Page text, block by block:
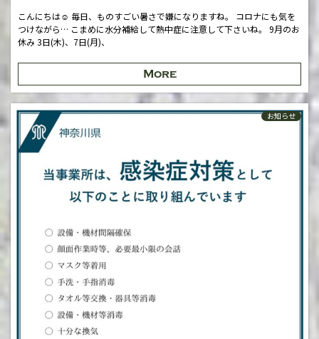
こんにちは☺️ 毎日、ものすごい暑さで嫌になりますね。 コロナにも気を
つけながら… こまめに水分補給して熱中症に注意して下さいね。 9月のお
休み 3日(木)、7日(月)、
More
お知らせ